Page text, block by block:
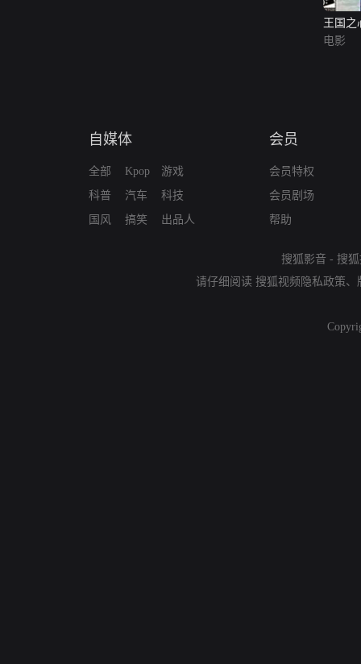
王国之
电影
自媒体
全部
科普
国风
Kpop
汽车
搞笑
游戏
科技
出品人
会员
会员特权
会员剧场
帮助
搜狐影音 - 搜
请仔细阅读 搜狐视频隐私政策、